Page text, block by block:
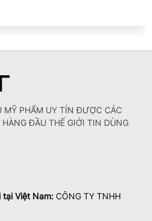
MỸ PHẨM UY TÍN ĐƯỢC CÁC
ĐẦU THẾ GIỚI TIN DÙNG
Việt Nam: CÔNG TY TNHH